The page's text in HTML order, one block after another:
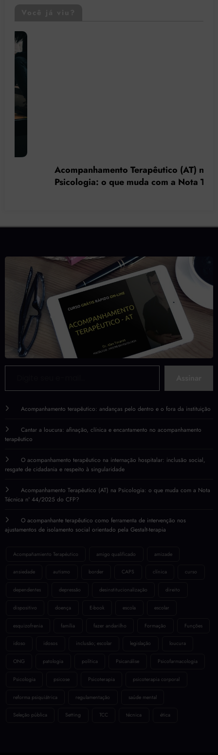
Acompanhamento Terapêutico (AT) na
Psicologia: o que muda com a Nota Técnica
Digite seu e-mail…
Acompanhamento terapêutico: andanças pelo dentro e o fora da instituição
Cantar a loucura: afinação, clínica e encantamento no acompanhamento
terapêutico
O acompanhamento terapêutico na internação hospitalar: inclusão social,
resgate de cidadania e respeito à singularidade
Acompanhamento Terapêutico (AT) na Psicologia: o que muda com a Nota
Técnica nº 44/2025 do CFP?
O acompanhante terapêutico como ferramenta de intervenção nos
ajustamentos de isolamento social orientado pela Gestalt-terapia
Acompañamiento Terapéutico amigo qualificado amizade
ansiedade autismo border CAPS clínica curso
dependentes depressão desinstitucionalização direito
dispositivo doença E-book escola escolar
esquizofrenia família fazer andarilho Formação Funções
idoso idosos inclusão; escolar legislação loucura
ONG patologia política Psicanálise Psicofarmacologia
Psicologia psicose Psicoterapia psicoterapia corporal
reforma psiquiátrica regulamentação saúde mental
Seleção pública Setting TCC técnica ética